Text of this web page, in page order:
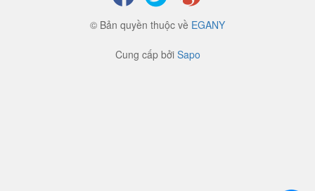
© Bản quyền thuộc về EGANY
Cung cấp bởi Sapo